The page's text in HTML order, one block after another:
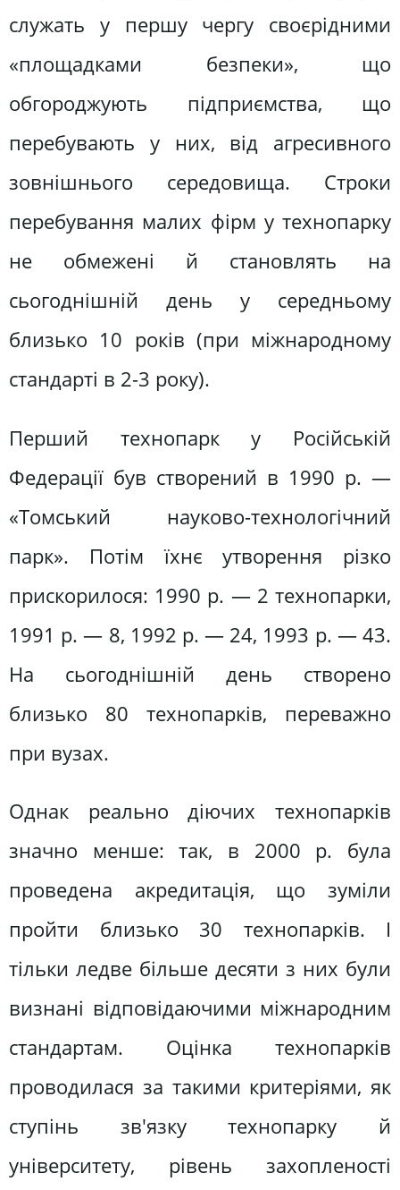
служать у першу чергу своєрідними
«площадками безпеки», що
обгороджують підприємства, що
перебувають у них, від агресивного
зовнішнього середовища. Строки
перебування малих фірм у технопарку
не обмежені й становлять на
сьогоднішній день у середньому
близько 10 років (при міжнародному
стандарті в 2-3 року).
Перший технопарк у Російській
Федерації був створений в 1990 р. —
«Томський науково-технологічний
парк». Потім їхнє утворення різко
прискорилося: 1990 р. — 2 технопарки,
1991 р. — 8, 1992 р. — 24, 1993 р. — 43.
На сьогоднішній день створено
близько 80 технопарків, переважно
при вузах.
Однак реально діючих технопарків
значно менше: так, в 2000 р. була
проведена акредитація, що зуміли
пройти близько 30 технопарків. І
тільки ледве більше десяти з них були
визнані відповідаючими міжнародним
стандартам. Оцінка технопарків
проводилася за такими критеріями, як
ступінь зв'язку технопарку й
університету, рівень захопленості